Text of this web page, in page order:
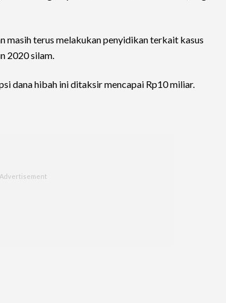
masih terus melakukan penyidikan terkait kasus
2020 silam.
dana hibah ini ditaksir mencapai Rp10 miliar.